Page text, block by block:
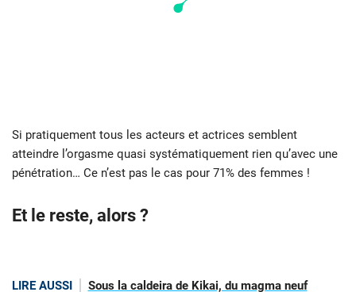
Si pratiquement tous les acteurs et actrices semblent
atteindre l’orgasme quasi systématiquement rien qu’avec une
pénétration… Ce n’est pas le cas pour 71% des femmes !
Et le reste, alors ?
LIRE AUSSI Sous la caldeira de Kikai, du magma neuf